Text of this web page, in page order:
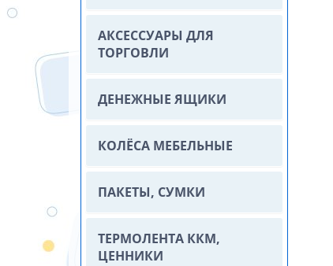
АКСЕССУАРЫ ДЛЯ
ТОРГОВЛИ
ДЕНЕЖНЫЕ ЯЩИКИ
КОЛЁСА МЕБЕЛЬНЫЕ
ПАКЕТЫ, СУМКИ
ТЕРМОЛЕНТА ККМ,
ЦЕННИКИ